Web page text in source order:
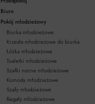
Biuro
Pokój młodzieżowy
Biurka młodzieżowe
Krzesła młodzieżowe do biurka
Łóżka młodzieżowe
Toaletki młodzieżowe
Szafki nocne młodzieżowe
Komody młodzieżowe
Szafy młodzieżowe
Regały młodzieżowe